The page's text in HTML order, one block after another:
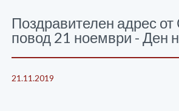
Поздравителен адрес
повод 21 ноември - Ден
21.11.2019